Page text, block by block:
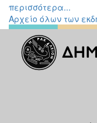
ΤΟΠΟΣ
περισσότερα...
Αρχείο όλων των